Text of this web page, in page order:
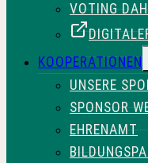
VOTING
KOOPERATIONEN
UNSERE
SPONSOR
EHRENAMT